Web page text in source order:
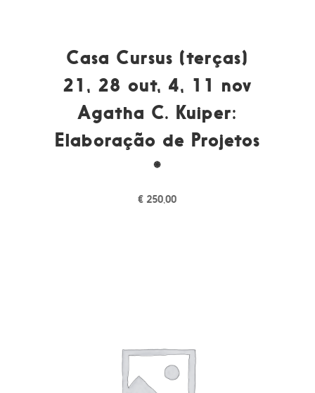
Casa Cursus (terças)
21, 28 out, 4, 11 nov
Agatha C. Kuiper:
Elaboração de Projetos
*
€ 250,00